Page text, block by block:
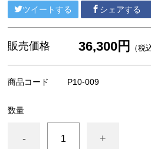
ポストカードブック（書籍）
ツイートする シェアする
販売価格 36,300円 （税
商品コード P10-009
数量
- +